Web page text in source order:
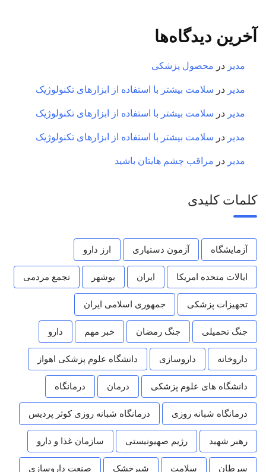
آخرین دیدگاه‌ها
مدیر در محصول پزشکی
مدیر در سلامت بیشتر با استفاده از ابزارهای تکنولوژیک
مدیر در سلامت بیشتر با استفاده از ابزارهای تکنولوژیک
مدیر در سلامت بیشتر با استفاده از ابزارهای تکنولوژیک
مدیر در مراقب چشم هایتان باشید
کلمات کلیدی
آزمایشگاه آزمون دستیاری ارز دارو
ایالات متحده امریکا ایران بوشهر تجمع مردمی
تجهیزات پزشکی جمهوری اسلامی ایران
جنگ تحمیلی جنگ رمضان خبر مهم دارو
داروخانه داروسازی دانشگاه علوم پزشکی اهواز
دانشگاه های علوم پزشکی درمان درمانگاه
درمانگاه شبانه روزی درمانگاه شبانه روزی کوثر پردیس
رهبر شهید رژیم صهیونیستی سازمان غذا و دارو
سرطان سلامت شیرخشک صنعت داروسازی